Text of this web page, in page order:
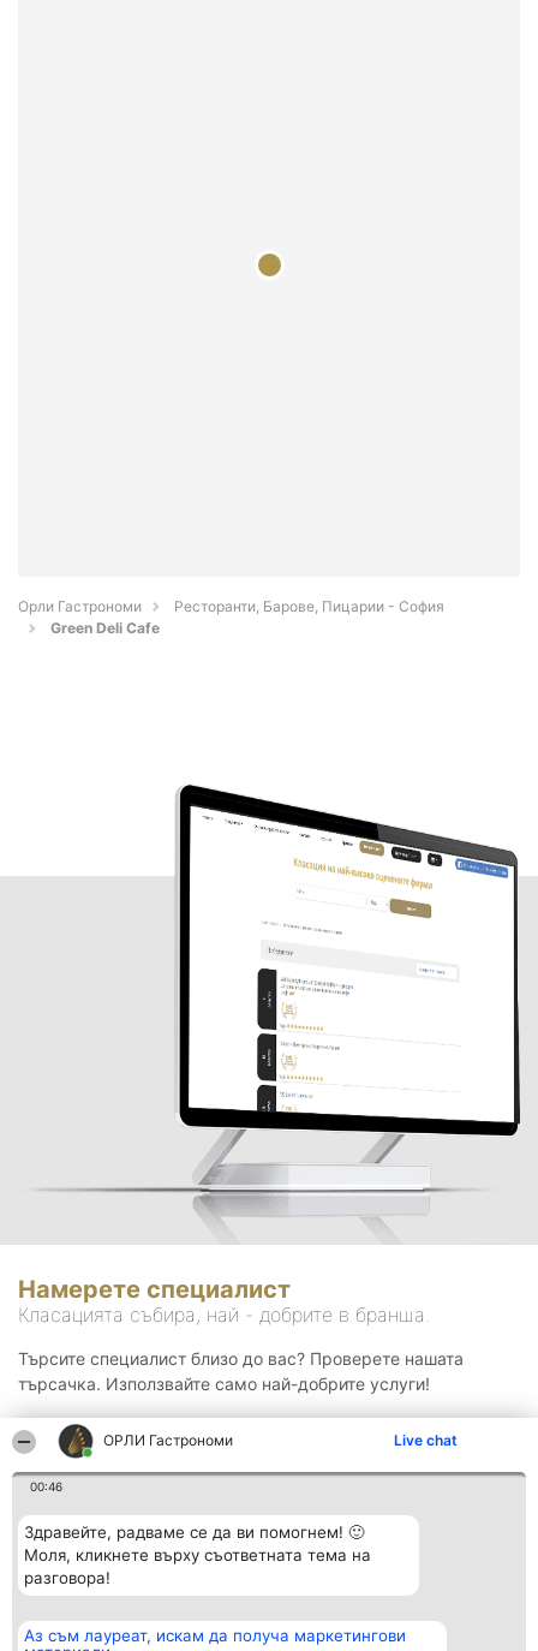
ОРЛИ Гастрономи Live chat
00:46
Здравейте, радваме се да ви помогнем! 🙂
Моля, кликнете върху съответната тема на
разговора!
Аз съм лауреат, искам да получа маркетингови
Орли Гастрономи
Ресторанти, Барове, Пицарии - София
Green Deli Cafe
Намерете специалист
Класацията събира, най - добрите в бранша.
Търсите специалист близо до вас? Проверете нашата
търсачка. Използвайте само най-добрите услуги!
Организатор на
Класация Контакти